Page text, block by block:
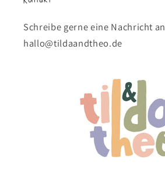
Schreibe gerne eine Nachricht an
hallo@tildaandtheo.de